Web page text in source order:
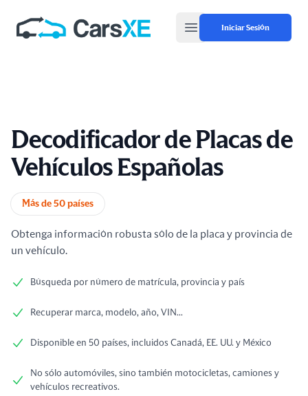
Open main menu
Iniciar Sesión
Decodificador de Placas de
Vehículos Españolas
Información del producto
Más de 50 países
Obtenga información robusta sólo de la placa y provincia de
un vehículo.
Búsqueda por número de matrícula, provincia y país
Recuperar marca, modelo, año, VIN...
Disponible en 50 países, incluidos Canadá, EE. UU. y México
No sólo automóviles, sino también motocicletas, camiones y
vehículos recreativos.